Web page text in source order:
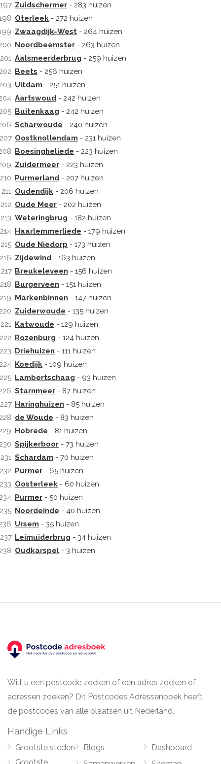
Zuidschermer - 283 huizen
Oterleek - 272 huizen
Zwaagdijk-West - 264 huizen
Noordbeemster - 263 huizen
Aalsmeerderbrug - 259 huizen
Beets - 256 huizen
Uitdam - 251 huizen
Aartswoud - 242 huizen
Buitenkaag - 242 huizen
Scharwoude - 240 huizen
Oostknollendam - 231 huizen
Boesingheliede - 223 huizen
Zuidermeer - 223 huizen
Purmerland - 207 huizen
Oudendijk - 206 huizen
Oude Meer - 202 huizen
Weteringbrug - 182 huizen
Haarlemmerliede - 179 huizen
Oude Niedorp - 173 huizen
Zijdewind - 163 huizen
Breukeleveen - 156 huizen
Burgerveen - 151 huizen
Markenbinnen - 147 huizen
Zuiderwoude - 135 huizen
Katwoude - 129 huizen
Rozenburg - 124 huizen
Driehuizen - 111 huizen
Koedijk - 109 huizen
Lambertschaag - 93 huizen
Starnmeer - 87 huizen
Haringhuizen - 85 huizen
de Woude - 83 huizen
Hobrede - 81 huizen
Spijkerboor - 73 huizen
Schardam - 70 huizen
Purmer - 65 huizen
Oosterleek - 60 huizen
Purmer - 50 huizen
Noordeinde - 40 huizen
Ursem - 35 huizen
Leimuiderbrug - 34 huizen
Oudkarspel - 3 huizen
Wilt u een postcode zoeken of een adres zoeken of
adressen zoeken? Dit Postcodes Adressenboek heeft
de postcodes van alle plaatsen uit Nederland.
Handige Links
Grootste steden
Blogs
Dashboard